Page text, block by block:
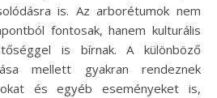
is. Az arborétumok nem
fontosak, hanem kulturális
is bírnak. A különböző
mellett gyakran rendeznek
és egyéb eseményeket is,